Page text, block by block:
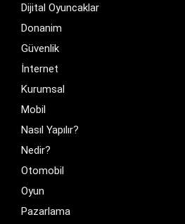
Dijital Oyuncaklar
Donanim
Güvenlik
İnternet
Kurumsal
Mobil
Nasıl Yapılır?
Nedir?
Otomobil
Oyun
Pazarlama